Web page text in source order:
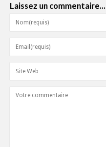
Laissez un commentaire...